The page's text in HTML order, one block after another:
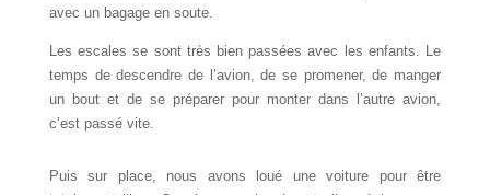
avec un bagage en soute.
Les escales se sont très bien passées avec les enfants. Le
temps de descendre de l’avion, de se promener, de manger
un bout et de se préparer pour monter dans l’autre avion,
c’est passé vite.
Puis sur place, nous avons loué une voiture pour être